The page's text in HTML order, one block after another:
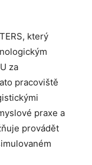
který
za
pracoviště
praxe a
provádět